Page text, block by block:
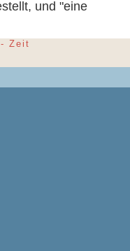
und "eine
Zeit